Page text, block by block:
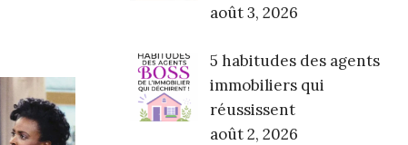
août 3, 2026
5 habitudes des agents
immobiliers qui
réussissent
août 2, 2026